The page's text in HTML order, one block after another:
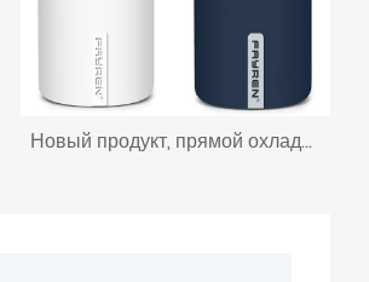
Новый продукт, прямой охладитель для пива с двойными стенками из нержавеющей стали, сублимационная тонкая банка, охладитель, изоляционный держатель